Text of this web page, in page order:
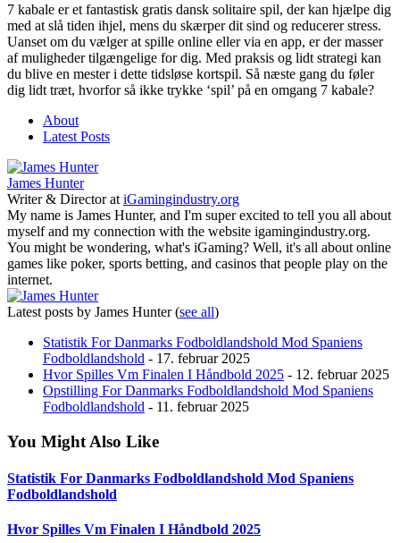
7 kabale er et fantastisk gratis dansk solitaire spil, der kan hjælpe dig
med at slå tiden ihjel, mens du skærper dit sind og reducerer stress.
Uanset om du vælger at spille online eller via en app, er der masser
af muligheder tilgængelige for dig. Med praksis og lidt strategi kan
du blive en mester i dette tidsløse kortspil. Så næste gang du føler
dig lidt træt, hvorfor så ikke trykke ‘spil’ på en omgang 7 kabale?
About
Latest Posts
James Hunter
Writer & Directorat iGamingindustry.org
My name is James Hunter, and I'm super excited to tell you all about
myself and my connection with the website igamingindustry.org.
You might be wondering, what's iGaming? Well, it's all about online
games like poker, sports betting, and casinos that people play on the
internet.
Latest posts by James Hunter(see all)
Statistik For Danmarks Fodboldlandshold Mod Spaniens
Fodboldlandshold - 17. februar 2025
Hvor Spilles Vm Finalen I Håndbold 2025 - 12. februar 2025
Opstilling For Danmarks Fodboldlandshold Mod Spaniens
Fodboldlandshold - 11. februar 2025
You Might Also Like
Statistik For Danmarks Fodboldlandshold Mod Spaniens
Fodboldlandshold
Hvor Spilles Vm Finalen I Håndbold 2025